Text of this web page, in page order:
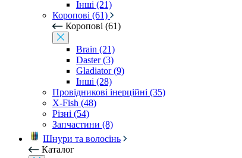
Інші (21)
Коропові (61)
Коропові (61)
Brain (21)
Daster (3)
Gladiator (9)
Інші (28)
Провідникові інерційні (35)
X-Fish (48)
Різні (54)
Запчастини (8)
Шнури та волосінь
Каталог